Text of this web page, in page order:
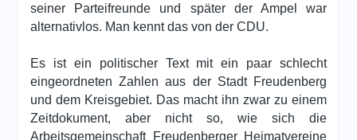
seiner Parteifreunde und später der Ampel war
alternativlos. Man kennt das von der CDU.
Es ist ein politischer Text mit ein paar schlecht
eingeordneten Zahlen aus der Stadt Freudenberg
und dem Kreisgebiet. Das macht ihn zwar zu einem
Zeitdokument, aber nicht so, wie sich die
Arbeitsgemeinschaft Freudenberger Heimatvereine